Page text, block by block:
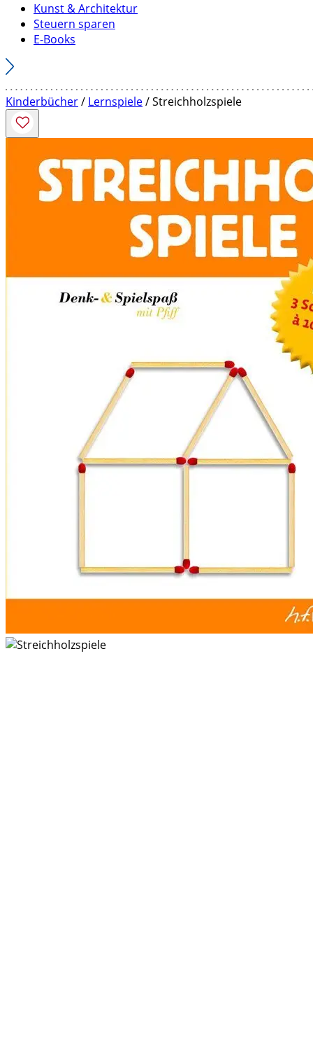
Kunst & Architektur
Steuern sparen
E-Books
Kinderbücher/ Lernspiele/ Streichholzspiele